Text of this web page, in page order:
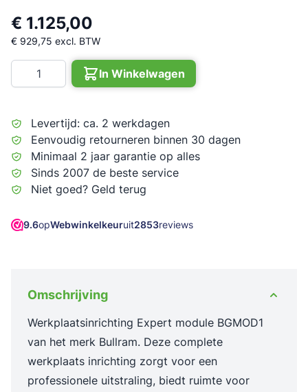
€ 1.125,00
€ 929,75 excl. BTW
Aantal
In Winkelwagen
Levertijd: ca. 2 werkdagen
Eenvoudig retourneren binnen 30 dagen
Minimaal 2 jaar garantie op alles
Sinds 2007 de beste service
Niet goed? Geld terug
9.6opWebwinkelkeuruit2853reviews
Omschrijving
Werkplaatsinrichting Expert module BGMOD1
van het merk Bullram. Deze complete
werkplaats inrichting zorgt voor een
professionele uitstraling, biedt ruimte voor